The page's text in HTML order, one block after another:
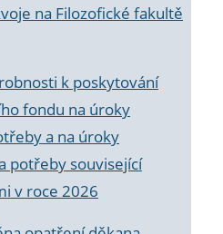
na Filozofické fakultě
k poskytování
fondu na úroky
a na úroky
potřeby související
v roce 2026